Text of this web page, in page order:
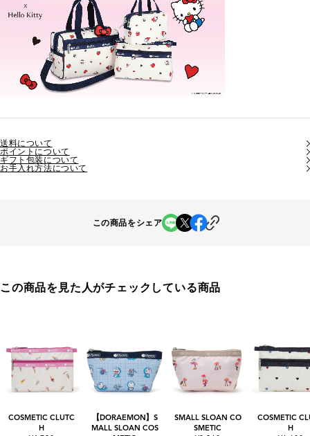
送料について
ポイントについて
ギフト包装について
お手入れ方法について
この商品をシェア
この商品を見た人がチェックしている商品
COSMETIC CLUTC
H
【DORAEMON】S
MALL SLOAN COS
SMALL SLOAN CO
SMETIC
COSMETIC
H